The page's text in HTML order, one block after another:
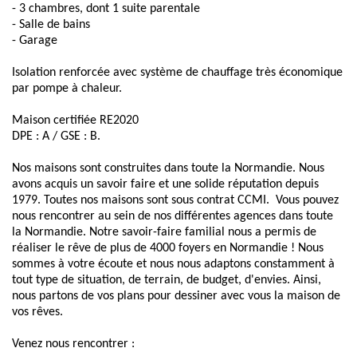
- 3 chambres, dont 1 suite parentale
- Salle de bains
- Garage
Isolation renforcée avec système de chauffage très économique
par pompe à chaleur.
Maison certifiée RE2020
DPE : A / GSE : B.
Nos maisons sont construites dans toute la Normandie. Nous
avons acquis un savoir faire et une solide réputation depuis
1979. Toutes nos maisons sont sous contrat CCMI. Vous pouvez
nous rencontrer au sein de nos différentes agences dans toute
la Normandie. Notre savoir-faire familial nous a permis de
réaliser le rêve de plus de 4000 foyers en Normandie ! Nous
sommes à votre écoute et nous nous adaptons constamment à
tout type de situation, de terrain, de budget, d'envies. Ainsi,
nous partons de vos plans pour dessiner avec vous la maison de
vos rêves.
Venez nous rencontrer :